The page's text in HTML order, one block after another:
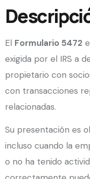
El Formulario 5472
exigida por el IRS a
propietario con
con transacciones
relacionadas.
Su presentación es
incluso cuando la
o no ha tenido